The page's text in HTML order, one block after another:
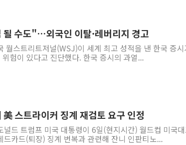
수도"…외국인 이탈·레버리지 경고
월스트리트저널(WSJ)이 세계 최고 성적을 낸 한국 증
험이 있다고 진단했다. 한국 증시의 과열...
스트라이커 징계 재검토 요구 인정
드 트럼프 미국 대통령이 6일(현지시간) 월드컵 미국
카드(퇴장) 징계 번복과 관련해 잔니 인판티노...